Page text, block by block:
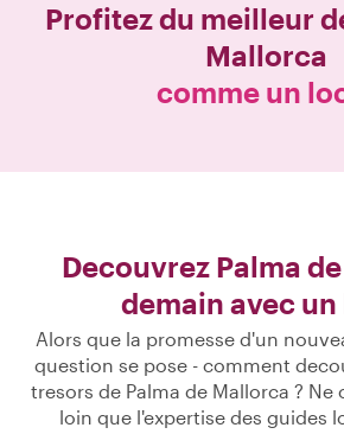
Profitez du meilleur
Mallorca
comme un
Decouvrez Palma
demain avec
Alors que la promesse d'un
question se pose - comment
tresors de Palma de Mallorca ? Ne
loin que l'expertise des guides